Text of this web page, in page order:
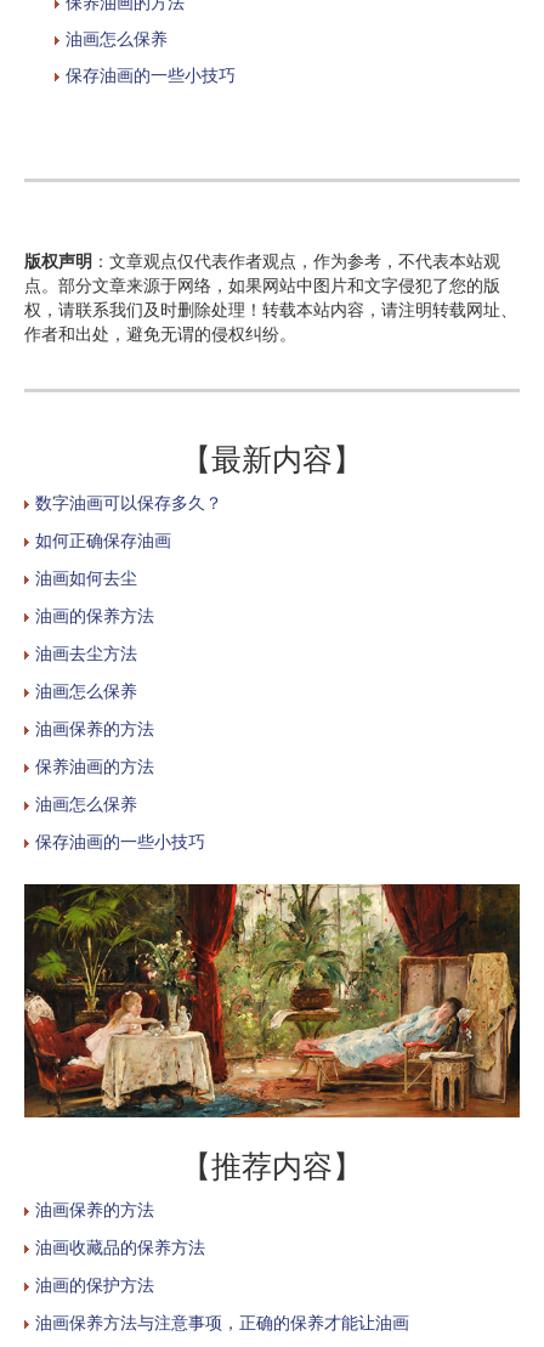
油画怎么保养
保存油画的一些小技巧
版权声明 ：文章观点仅代表作者观点，作为参考，不代表本站观
点。部分文章来源于网络，如果网站中图片和文字侵犯了您的版
权，请联系我们及时删除处理！转载本站内容，请注明转载网址、
作者和出处，避免无谓的侵权纠纷。
【最新内容】
数字油画可以保存多久？
如何正确保存油画
油画如何去尘
油画的保养方法
油画去尘方法
油画怎么保养
油画保养的方法
保养油画的方法
油画怎么保养
保存油画的一些小技巧
【推荐内容】
油画保养的方法
油画收藏品的保养方法
油画的保护方法
油画保养方法与注意事项，正确的保养才能让油画